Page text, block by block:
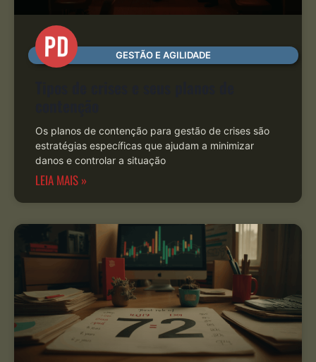
GESTÃO E AGILIDADE
Os planos de contenção para gestão de crises são
estratégias específicas que ajudam a minimizar
danos e controlar a situação
LEIA MAIS »